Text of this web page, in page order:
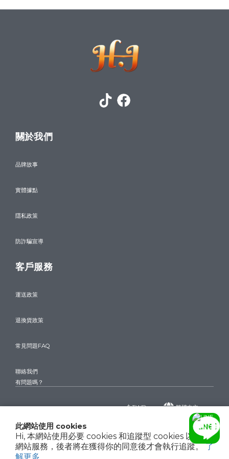
此網站使用 cookies
Hi, 本網站使用必要 cookies 和追蹤型 cookies 以確保
網站服務，後者將在獲得你的同意後才會執行追蹤。了
解更多
關於我們
品牌故事
實體據點
隱私政策
防詐騙宣導
客戶服務
運送政策
退換貨政策
常見問題FAQ
聯絡我們
有問題嗎？
聯絡我們
$ TWD 繁體中文
Copyright© 2024 驊巨精品 THE WATCHES